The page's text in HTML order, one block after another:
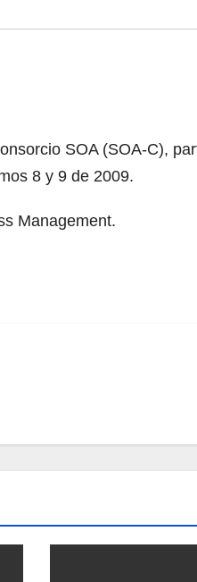
SOA (SOA-C),
8 y 9 de 2009.
Management.